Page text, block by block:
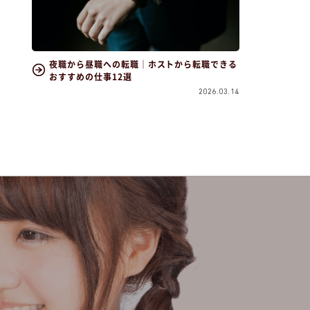
夜職から昼職への転職｜ホストから転職できる
おすすめの仕事12選
2026.03.14